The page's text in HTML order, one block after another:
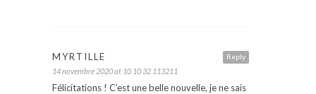
Reply
MYRTILLE
14 novembre 2020 at 10 10 32 113211
Félicitations ! C’est une belle nouvelle, je ne sais